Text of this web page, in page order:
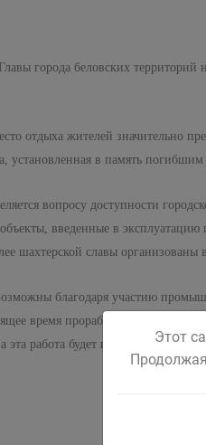
города беловских
отдыха жителей значительно
установленная в память
вопросу доступности
введенные в
шахтерской славы
благодаря участию
время прорабатывается
эта работа будет продолжена в
Этот